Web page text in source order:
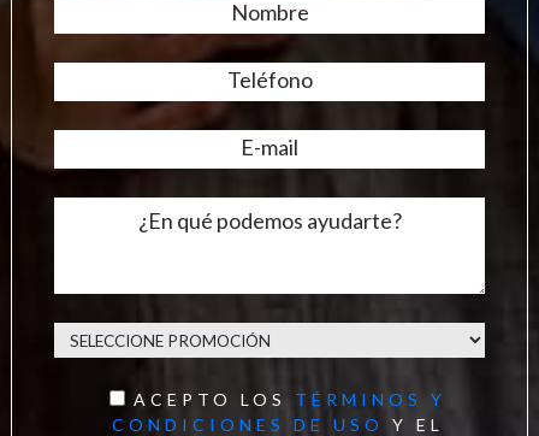
ACEPTO LOS TÉRMINOS Y
CONDICIONES DE USO
Y EL